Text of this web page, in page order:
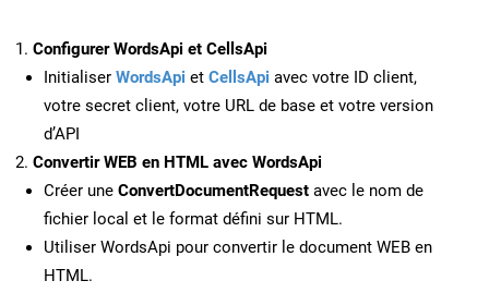
Configurer WordsApi et CellsApi
Initialiser WordsApi et CellsApi avec votre ID client,
votre secret client, votre URL de base et votre version
d’API
Convertir WEB en HTML avec WordsApi
Créer une ConvertDocumentRequest avec le nom de
fichier local et le format défini sur HTML.
Utiliser WordsApi pour convertir le document WEB en
HTML.